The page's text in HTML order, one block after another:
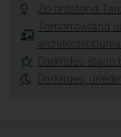
Zo ontstond
Tomorrowland
Darkrides staan
Darkrides,